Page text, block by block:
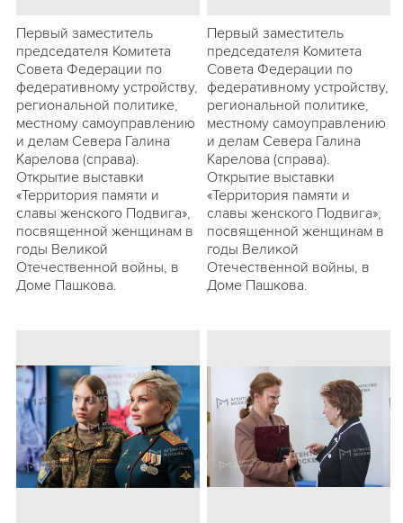
Первый заместитель
председателя Комитета
Совета Федерации по
федеративному устройству,
региональной политике,
местному самоуправлению
и делам Севера Галина
Карелова (справа).
Открытие выставки
«Территория памяти и
славы женского Подвига»,
посвященной женщинам в
годы Великой
Отечественной войны, в
Доме Пашкова.
Первый заместитель
председателя Комитета
Совета Федерации по
федеративному устройству,
региональной политике,
местному самоуправлению
и делам Севера Галина
Карелова (справа).
Открытие выставки
«Территория памяти и
славы женского Подвига»,
посвященной женщинам в
годы Великой
Отечественной войны, в
Доме Пашкова.